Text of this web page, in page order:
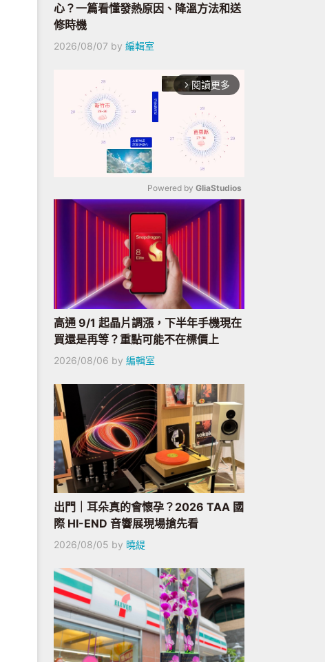
心？一篇看懂發熱原因、降溫方法和送
修時機
2026/08/07 by 編輯室
arrow_forward_ios 閱讀更多
Mute
Powered by GliaStudios
高通 9/1 起晶片調漲，下半年手機現在
買還是再等？重點可能不在標價上
2026/08/06 by 編輯室
出門｜耳朵真的會懷孕？2026 TAA 國
際 HI-END 音響展現場搶先看
2026/08/05 by 曉緹